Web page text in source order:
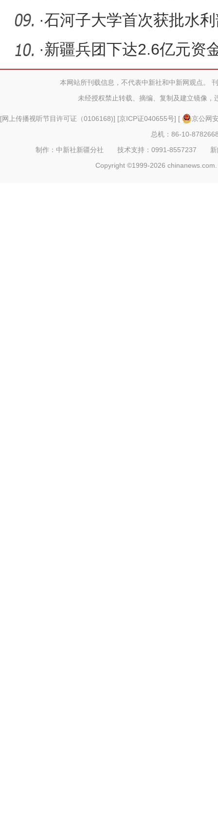
·石河子大学首次获批水
·新疆兵团下达2.6亿元资
提档升级
本网站所刊载信息，不代表中新社和中新网观点。
未经授权禁止转载、摘编、复制及建立镜像，
[网上传播视听节目许可证（0106168)] [京ICP证040655号] [
京公网
总机：86-10-
制作：中新社新疆分社 技术支持：0991-8557237
Copyright ©1999-2026